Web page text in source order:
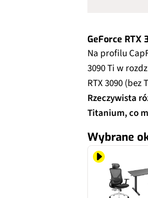
GeForce
Na profilu
3090 Ti w
RTX 3090
Rzeczywista
Titanium, co
Wybrane